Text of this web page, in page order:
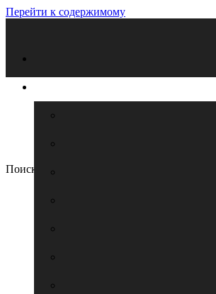
Перейти к содержимому
Поиск